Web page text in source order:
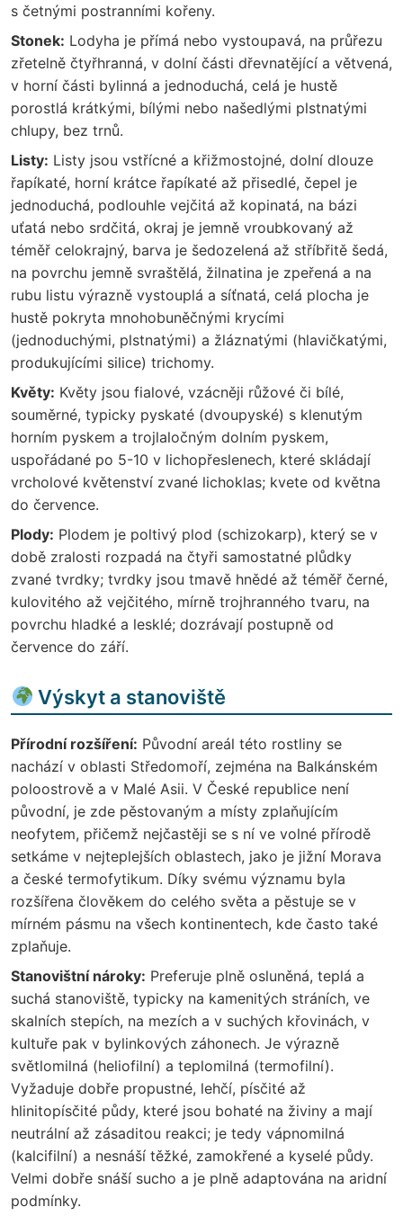
s četnými postranními kořeny.
Stonek: Lodyha je přímá nebo vystoupavá, na průřezu
zřetelně čtyřhranná, v dolní části dřevnatějící a větvená,
v horní části bylinná a jednoduchá, celá je hustě
porostlá krátkými, bílými nebo našedlými plstnatými
chlupy, bez trnů.
Listy: Listy jsou vstřícné a křižmostojné, dolní dlouze
řapíkaté, horní krátce řapíkaté až přisedlé, čepel je
jednoduchá, podlouhle vejčitá až kopinatá, na bázi
uťatá nebo srdčitá, okraj je jemně vroubkovaný až
téměř celokrajný, barva je šedozelená až stříbřitě šedá,
na povrchu jemně svraštělá, žilnatina je zpeřená a na
rubu listu výrazně vystouplá a síťnatá, celá plocha je
hustě pokryta mnohobuněčnými krycími
(jednoduchými, plstnatými) a žláznatými (hlavičkatými,
produkujícími silice) trichomy.
Květy: Květy jsou fialové, vzácněji růžové či bílé,
souměrné, typicky pyskaté (dvoupyské) s klenutým
horním pyskem a trojlaločným dolním pyskem,
uspořádané po 5-10 v lichopřeslenech, které skládají
vrcholové květenství zvané lichoklas; kvete od května
do července.
Plody: Plodem je poltivý plod (schizokarp), který se v
době zralosti rozpadá na čtyři samostatné plůdky
zvané tvrdky; tvrdky jsou tmavě hnědé až téměř černé,
kulovitého až vejčitého, mírně trojhranného tvaru, na
povrchu hladké a lesklé; dozrávají postupně od
července do září.
Výskyt a stanoviště
Přírodní rozšíření: Původní areál této rostliny se
nachází v oblasti Středomoří, zejména na Balkánském
poloostrově a v Malé Asii. V České republice není
původní, je zde pěstovaným a místy zplaňujícím
neofytem, přičemž nejčastěji se s ní ve volné přírodě
setkáme v nejteplejších oblastech, jako je jižní Morava
a české termofytikum. Díky svému významu byla
rozšířena člověkem do celého světa a pěstuje se v
mírném pásmu na všech kontinentech, kde často také
zplaňuje.
Stanovištní nároky: Preferuje plně osluněná, teplá a
suchá stanoviště, typicky na kamenitých stráních, ve
skalních stepích, na mezích a v suchých křovinách, v
kultuře pak v bylinkových záhonech. Je výrazně
světlomilná (heliofilní) a teplomilná (termofilní).
Vyžaduje dobře propustné, lehčí, písčité až
hlinitopísčité půdy, které jsou bohaté na živiny a mají
neutrální až zásaditou reakci; je tedy vápnomilná
(kalcifilní) a nesnáší těžké, zamokřené a kyselé půdy.
Velmi dobře snáší sucho a je plně adaptována na aridní
podmínky.